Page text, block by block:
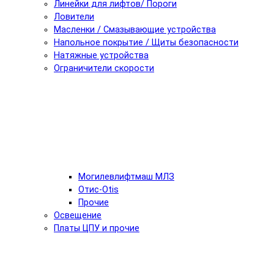
Линейки для лифтов/ Пороги
Ловители
Масленки / Смазывающие устройства
Напольное покрытие / Щиты безопасности
Натяжные устройства
Ограничители скорости
Могилевлифтмаш МЛЗ
Отис-Otis
Прочие
Освещение
Платы ЦПУ и прочие